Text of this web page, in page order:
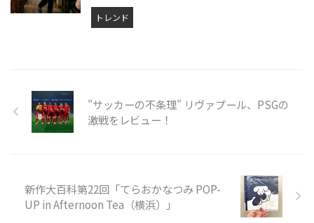
トレンド
"サッカーの不条理" リヴァプール、PSGの
激戦をレビュー！
新作大百科第22回「てらおかなつみ POP-
UP in Afternoon Tea（横浜）」